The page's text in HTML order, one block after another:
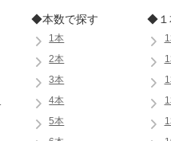
◆本数で探す
1本
2本
3本
4本
5本
◆１